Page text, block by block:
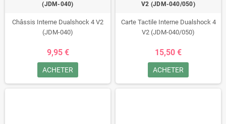
(JDM-040)
Châssis Interne Dualshock 4 V2
(JDM-040)
9,95 €
ACHETER
V2 (JDM-040/050)
Carte Tactile Interne Dualshock 4
V2 (JDM-040/050)
15,50 €
ACHETER